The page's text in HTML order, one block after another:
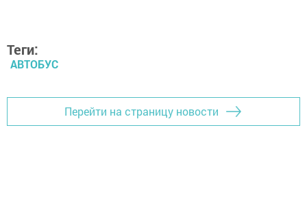
Теги:
АВТОБУС
Перейти на страницу новости